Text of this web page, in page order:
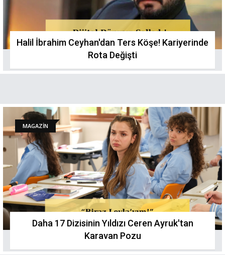
Halil İbrahim Ceyhan'dan Ters Köşe! Kariyerinde
Rota Değişti
MAGAZİN
Daha 17 Dizisinin Yıldızı Ceren Ayruk'tan
Karavan Pozu